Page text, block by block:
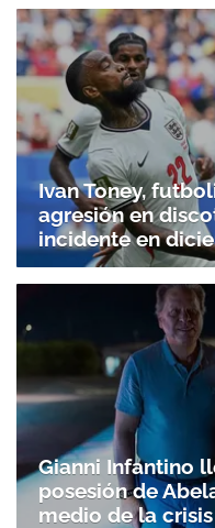
Ivan Toney,
agresión en
incidente en
Gianni Infantino
posesión de
medio de la